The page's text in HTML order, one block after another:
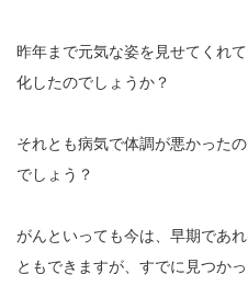
昨年まで元気な姿を見せてくれ
化したのでしょうか？
それとも病気で体調が悪かった
でしょう？
がんといっても今は、早期であ
ともできますが、すでに見つか